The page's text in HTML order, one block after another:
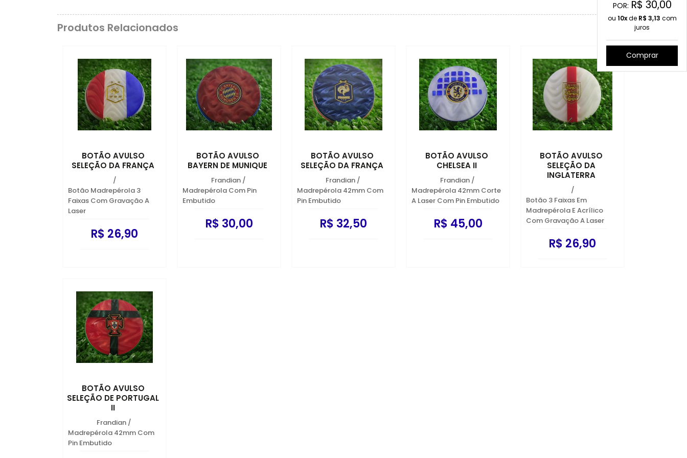
POR: R$ 30,00
ou 10xde R$ 3,13 com
juros
Comprar
Produtos Relacionados
BOTÃO AVULSO
SELEÇÃO DA FRANÇA
/
Botão Madrepérola 3
Faixas Com Gravação A
Laser
R$ 26,90
BOTÃO AVULSO
BAYERN DE MUNIQUE
Frandian /
Madrepérola Com Pin
Embutido
R$ 30,00
BOTÃO AVULSO
SELEÇÃO DA FRANÇA
Frandian /
Madrepérola 42mm Com
Pin Embutido
R$ 32,50
BOTÃO AVULSO
CHELSEA II
Frandian /
Madrepérola 42mm Corte
A Laser Com Pin Embutido
R$ 45,00
BOTÃO AVULSO
SELEÇÃO DA
INGLATERRA
/
Botão 3 Faixas Em
Madrepérola E Acrílico
Com Gravação A Laser
R$ 26,90
BOTÃO AVULSO
SELEÇÃO DE PORTUGAL
II
Frandian /
Madrepérola 42mm Com
Pin Embutido